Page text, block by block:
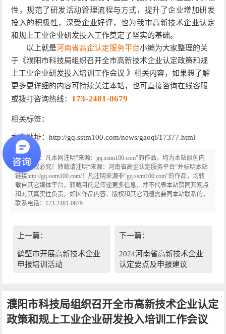
性，规范了研发活动管理流程与方式，提升了企业增加研发
投入的积极性，深受企业好评，也为我市高新技术企业认定
和规上工业企业研发投入工作奠定了坚实的基础。
以上就是河南省高企认定服务平台小编为大家整理的关
于《濮阳市科技局组织召开全市高新技术企业认定政策和规
上工业企业研发投入培训工作会议 》相关内容，如果想了解
更多更详细的内容可持续关注本站，也可直接咨询在线客服
或拨打咨询热线： 173-2481-0679
相关标签：
本文地址：http://gq.sstm100.com/news/gaoqi/17377.html
版权声明：凡本网注明"来源：gq.sstm100.com”的作品，均为本站原创内
容，侵权必究！转载请注明“来源：河南省高企认定服务平台”并标明本站
链接http://gq.sstm100.com/！凡注明来源非“gq.sstm100.com”的作品，均转
载自其它媒体平台，转载目的是传递更多信息，并不代表本站赞同其观点
和对其真实性负责。如因作品内容、版权和其它问题需要同本站联系的，
联系电话：173-2481-0679
上一篇：
鹤壁市开展高新技术企业
申报培训活动
下一篇：
2024河南省高新技术企业
认定要点及申报建议
濮阳市科技局组织召开全市高新技术企业认定
政策和规上工业企业研发投入培训工作会议